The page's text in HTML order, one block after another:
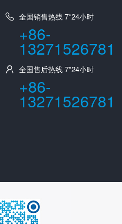
全国销售热线 7*24小时
+86-
13271526781
全国售后热线 7*24小时
+86-
13271526781